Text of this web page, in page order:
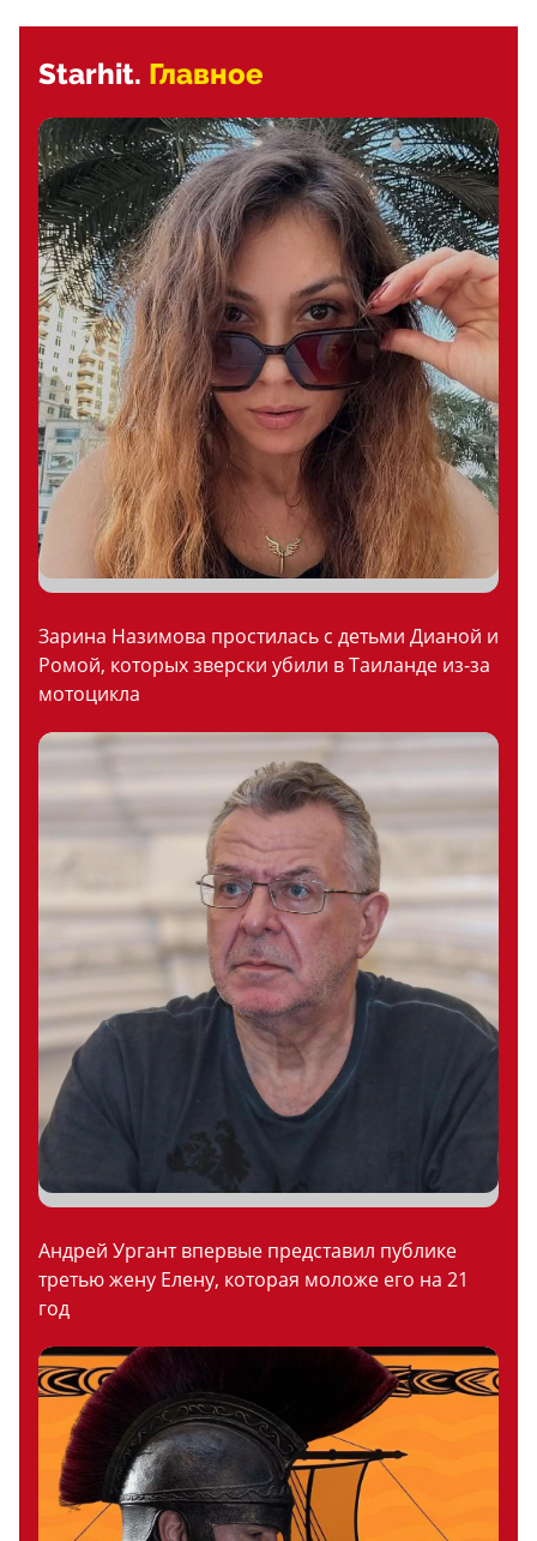
Starhit. Главное
Зарина Назимова простилась с детьми Дианой и
Ромой, которых зверски убили в Таиланде из-за
мотоцикла
Андрей Ургант впервые представил публике
третью жену Елену, которая моложе его на 21
год